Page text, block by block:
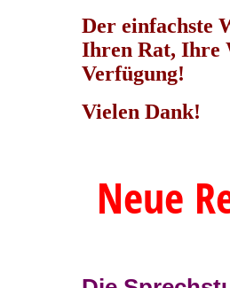
Der einfachste
Ihren Rat, Ihre
Verfügung!
Vielen Dank!
Neue